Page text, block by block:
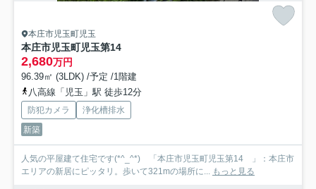
本庄市児玉町児玉
本庄市児玉町児玉第14
2,680万円
96.39㎡ (3LDK) /予定 /1階建
八高線「児玉」駅 徒歩12分
防犯カメラ
浄化槽排水
新築
人気の平屋建て住宅です(*^_^*) 「本庄市児玉町児玉第14 」：本庄市
エリアの新居にピッタリ。歩いて321mの場所に... もっと見る